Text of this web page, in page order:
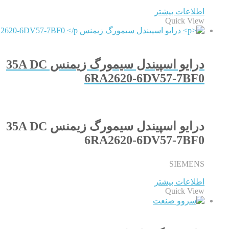
اطلاعات بیشتر
Quick View
درایو اسپیندل سیمورگ زیمنس 35A DC
6RA2620-6DV57-7BF0
درایو اسپیندل سیمورگ زیمنس 35A DC
6RA2620-6DV57-7BF0
SIEMENS
اطلاعات بیشتر
Quick View